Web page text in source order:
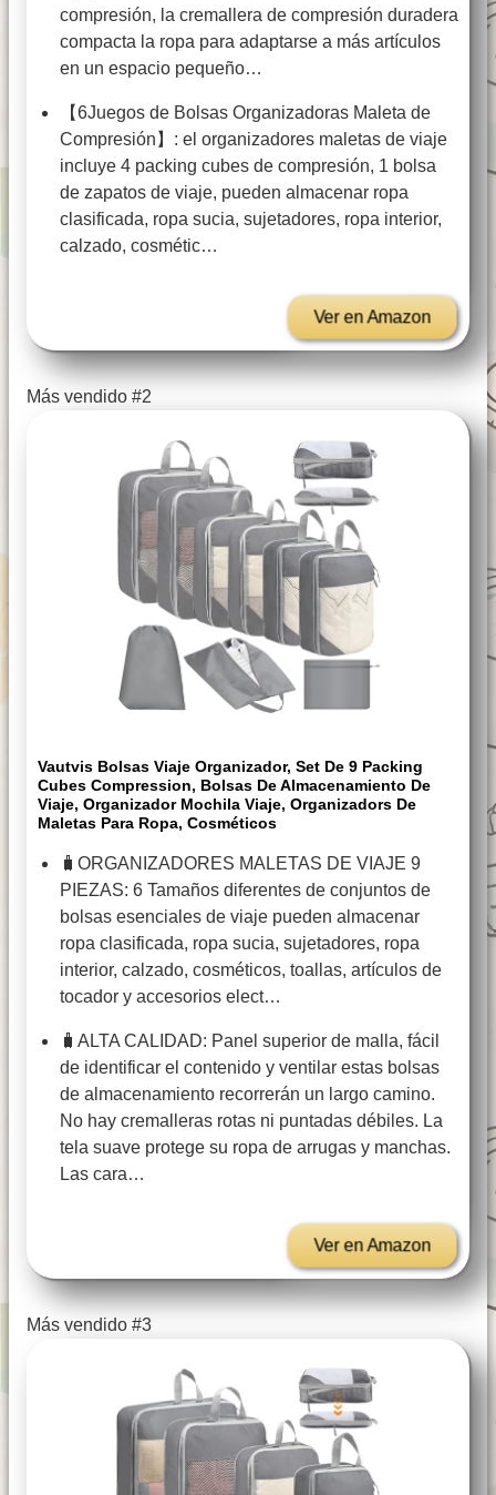
compresión, la cremallera de compresión duradera
compacta la ropa para adaptarse a más artículos
en un espacio pequeño…
【6Juegos de Bolsas Organizadoras Maleta de
Compresión】: el organizadores maletas de viaje
incluye 4 packing cubes de compresión, 1 bolsa
de zapatos de viaje, pueden almacenar ropa
clasificada, ropa sucia, sujetadores, ropa interior,
calzado, cosmétic…
Ver en Amazon
Más vendido #2
Vautvis Bolsas Viaje Organizador, Set De 9 Packing
Cubes Compression, Bolsas De Almacenamiento De
Viaje, Organizador Mochila Viaje, Organizadors De
Maletas Para Ropa, Cosméticos
🧳ORGANIZADORES MALETAS DE VIAJE 9
PIEZAS: 6 Tamaños diferentes de conjuntos de
bolsas esenciales de viaje pueden almacenar
ropa clasificada, ropa sucia, sujetadores, ropa
interior, calzado, cosméticos, toallas, artículos de
tocador y accesorios elect…
🧳ALTA CALIDAD: Panel superior de malla, fácil
de identificar el contenido y ventilar estas bolsas
de almacenamiento recorrerán un largo camino.
No hay cremalleras rotas ni puntadas débiles. La
tela suave protege su ropa de arrugas y manchas.
Las cara…
Ver en Amazon
Más vendido #3